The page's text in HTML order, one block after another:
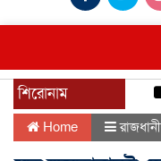
শিরোনাম
Home